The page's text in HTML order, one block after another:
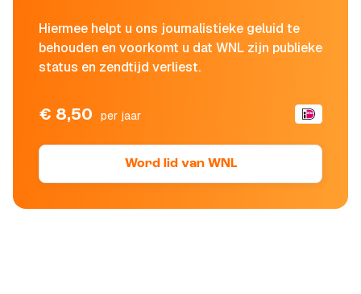
Hiermee helpt u ons journalistieke geluid te
behouden en voorkomt u dat WNL zijn publieke
status en zendtijd verliest.
€ 8,50 per jaar
Word lid van WNL